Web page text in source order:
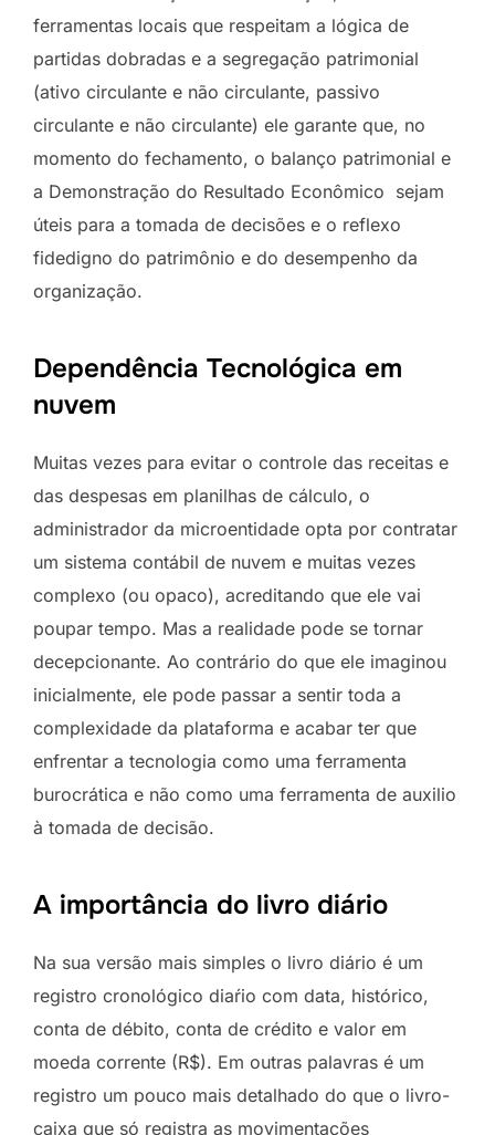
ferramentas locais que respeitam a lógica de
partidas dobradas e a segregação patrimonial
(ativo circulante e não circulante, passivo
circulante e não circulante) ele garante que, no
momento do fechamento, o balanço patrimonial e
a Demonstração do Resultado Econômico sejam
úteis para a tomada de decisões e o reflexo
fidedigno do patrimônio e do desempenho da
organização.
Dependência Tecnológica em
nuvem
Muitas vezes para evitar o controle das receitas e
das despesas em planilhas de cálculo, o
administrador da microentidade opta por contratar
um sistema contábil de nuvem e muitas vezes
complexo (ou opaco), acreditando que ele vai
poupar tempo. Mas a realidade pode se tornar
decepcionante. Ao contrário do que ele imaginou
inicialmente, ele pode passar a sentir toda a
complexidade da plataforma e acabar ter que
enfrentar a tecnologia como uma ferramenta
burocrática e não como uma ferramenta de auxilio
à tomada de decisão.
A importância do livro diário
Na sua versão mais simples o livro diário é um
registro cronológico diaŕio com data, histórico,
conta de débito, conta de crédito e valor em
moeda corrente (R$). Em outras palavras é um
registro um pouco mais detalhado do que o livro-
caixa que só registra as movimentações